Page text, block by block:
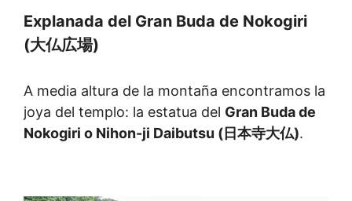
Explanada del Gran Buda de Nokogiri
(大仏広場)
A media altura de la montaña encontramos la
joya del templo: la estatua del Gran Buda de
Nokogiri o Nihon-ji Daibutsu (日本寺大仏).